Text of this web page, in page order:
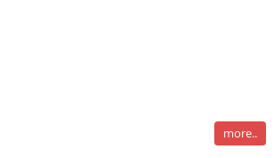
more..